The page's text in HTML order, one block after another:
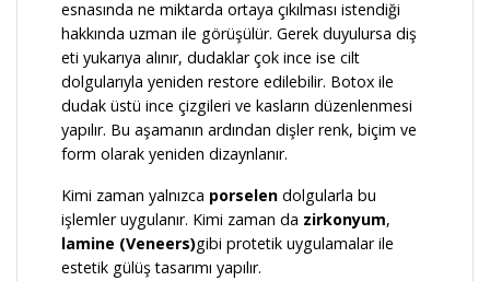
esnasında ne miktarda ortaya çıkılması istendiği
hakkında uzman ile görüşülür. Gerek duyulursa diş
eti yukarıya alınır, dudaklar çok ince ise cilt
dolgularıyla yeniden restore edilebilir. Botox ile
dudak üstü ince çizgileri ve kasların düzenlenmesi
yapılır. Bu aşamanın ardından dişler renk, biçim ve
form olarak yeniden dizaynlanır.
Kimi zaman yalnızca porselen dolgularla bu
işlemler uygulanır. Kimi zaman da zirkonyum,
lamine (Veneers)gibi protetik uygulamalar ile
estetik gülüş tasarımı yapılır.